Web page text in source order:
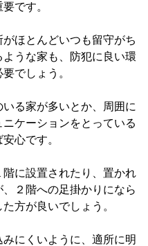
です。
ほとんどいつも留守がち
うな家も、防犯に良い環
でしょう。
る家が多いとか、周囲に
ケーションをとっている
心です。
に設置されたり、置かれ
２階への足掛かりになら
方が良いでしょう。
にくいように、適所に明